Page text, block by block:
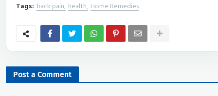
Tags: back pain health Home Remedies
Post a Comment